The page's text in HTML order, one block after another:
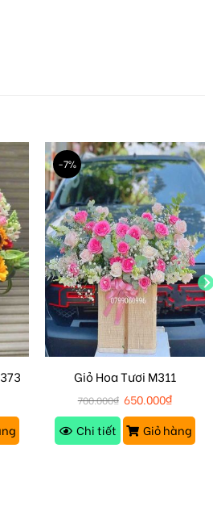
-7%
Giỏ Hoa Tươi M311
700.000₫ 650.000₫
Chi tiết
Giỏ hàng